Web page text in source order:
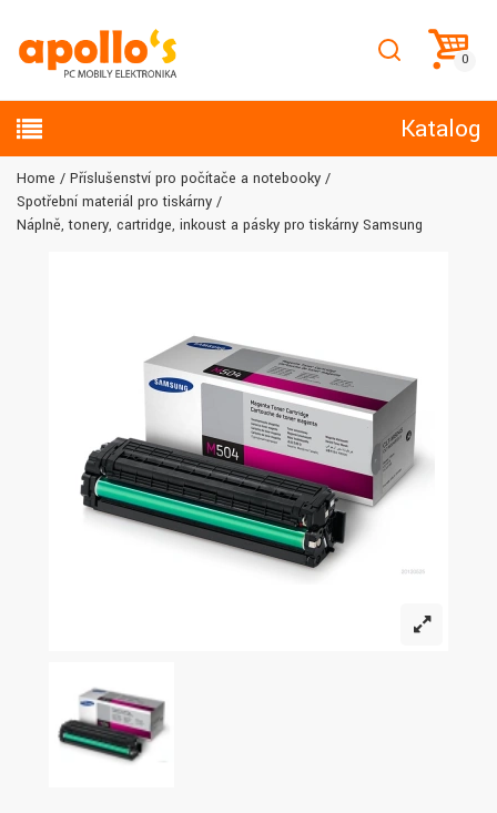
Katalog
Home
Příslušenství pro počítače a notebooky
Spotřební materiál pro tiskárny
Náplně, tonery, cartridge, inkoust a pásky pro tiskárny Samsung